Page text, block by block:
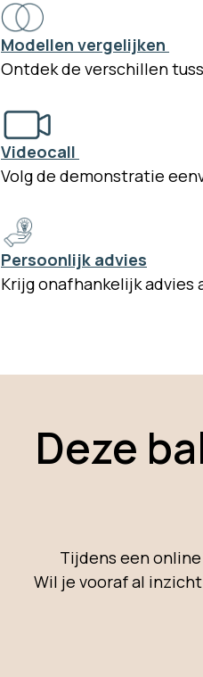
Modellen vergelijken
Ontdek de verschillen
Videocall
Volg de demonstratie
Persoonlijk advies
Krijg onafhankelijk advies
Deze
Tijdens een
Wil je vooraf al